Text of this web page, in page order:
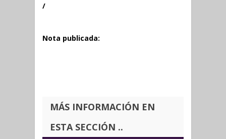
/
Nota publicada:
MÁS INFORMACIÓN EN
ESTA SECCIÓN ..